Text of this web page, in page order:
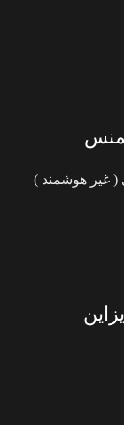
غیر هوشمند )